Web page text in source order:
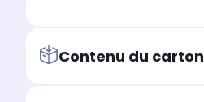
Contenu du carton